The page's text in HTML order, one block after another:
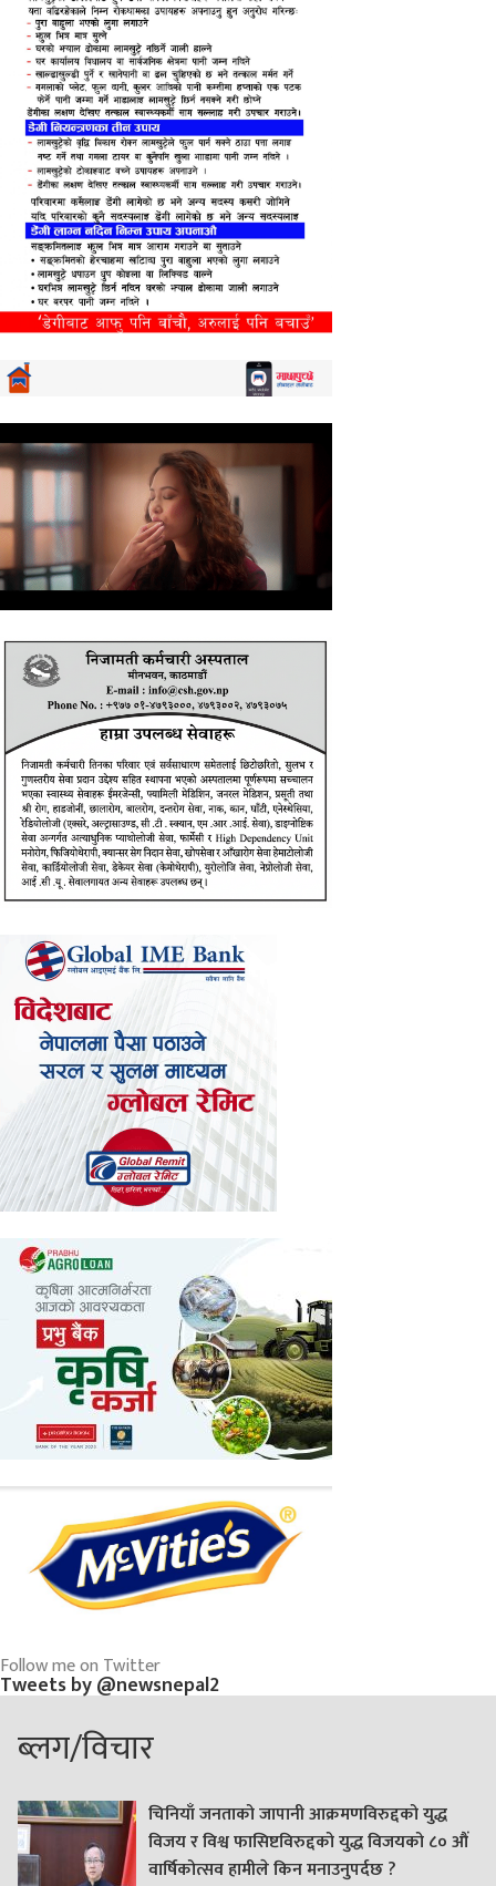
Follow me on Twitter
Tweets by @newsnepal2
ब्लग/विचार
चिनियाँ जनताको जापानी आक्रमणविरुद्दको युद्ध
विजय र विश्व फासिष्टविरुद्दको युद्ध विजयको ८० औं
वार्षिकोत्सव हामीले किन मनाउनुपर्दछ ?